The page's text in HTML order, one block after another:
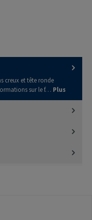
creux et tête ronde
sur le f… Plus